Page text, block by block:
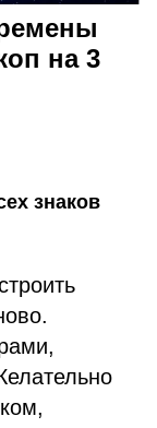
на 3
знаков